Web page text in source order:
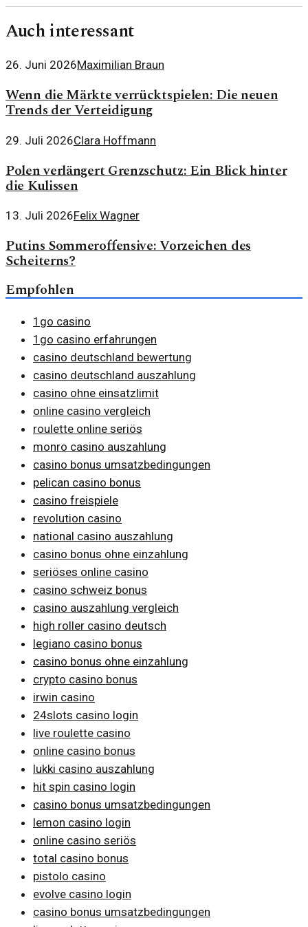
Auch interessant
26. Juni 2026Maximilian Braun
Wenn die Märkte verrücktspielen: Die neuen
Trends der Verteidigung
29. Juli 2026Clara Hoffmann
Polen verlängert Grenzschutz: Ein Blick hinter
die Kulissen
13. Juli 2026Felix Wagner
Putins Sommeroffensive: Vorzeichen des
Scheiterns?
Empfohlen
1go casino
1go casino erfahrungen
casino deutschland bewertung
casino deutschland auszahlung
casino ohne einsatzlimit
online casino vergleich
roulette online seriös
monro casino auszahlung
casino bonus umsatzbedingungen
pelican casino bonus
casino freispiele
revolution casino
national casino auszahlung
casino bonus ohne einzahlung
seriöses online casino
casino schweiz bonus
casino auszahlung vergleich
high roller casino deutsch
legiano casino bonus
casino bonus ohne einzahlung
crypto casino bonus
irwin casino
24slots casino login
live roulette casino
online casino bonus
lukki casino auszahlung
hit spin casino login
casino bonus umsatzbedingungen
lemon casino login
online casino seriös
total casino bonus
pistolo casino
evolve casino login
casino bonus umsatzbedingungen